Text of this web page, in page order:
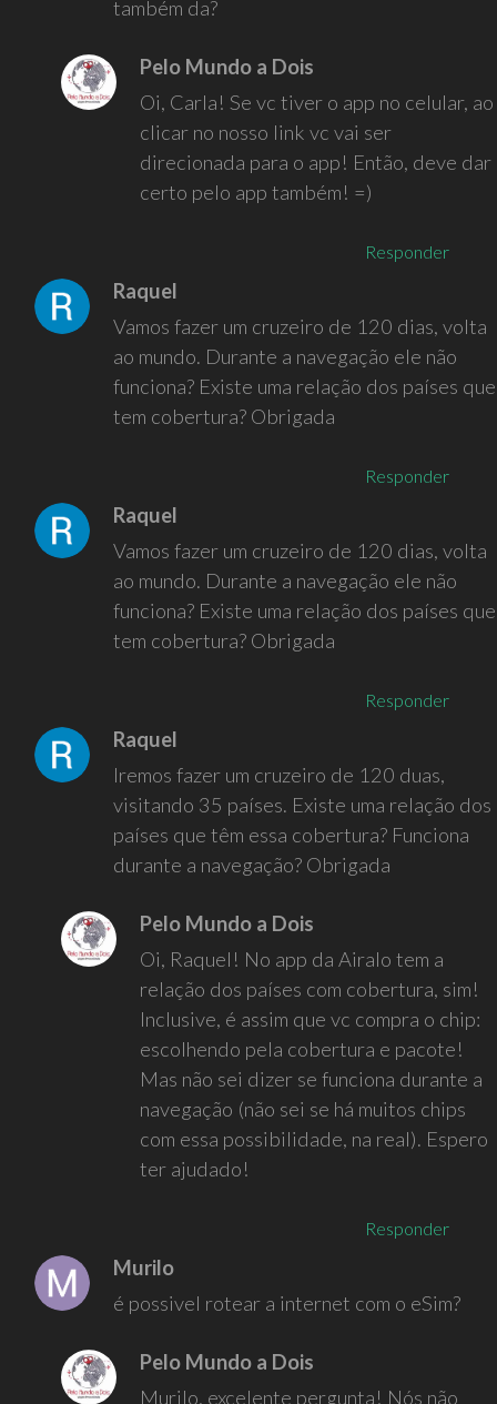
também da?
Pelo Mundo a Dois
Oi, Carla! Se vc tiver o app no celular, ao
clicar no nosso link vc vai ser
direcionada para o app! Então, deve dar
certo pelo app também! =)
Responder
Raquel
Vamos fazer um cruzeiro de 120 dias, volta
ao mundo. Durante a navegação ele não
funciona? Existe uma relação dos países que
tem cobertura? Obrigada
Responder
Raquel
Vamos fazer um cruzeiro de 120 dias, volta
ao mundo. Durante a navegação ele não
funciona? Existe uma relação dos países que
tem cobertura? Obrigada
Responder
Raquel
Iremos fazer um cruzeiro de 120 duas,
visitando 35 países. Existe uma relação dos
países que têm essa cobertura? Funciona
durante a navegação? Obrigada
Pelo Mundo a Dois
Oi, Raquel! No app da Airalo tem a
relação dos países com cobertura, sim!
Inclusive, é assim que vc compra o chip:
escolhendo pela cobertura e pacote!
Mas não sei dizer se funciona durante a
navegação (não sei se há muitos chips
com essa possibilidade, na real). Espero
ter ajudado!
Responder
Murilo
é possivel rotear a internet com o eSim?
Pelo Mundo a Dois
Murilo, excelente pergunta! Nós não